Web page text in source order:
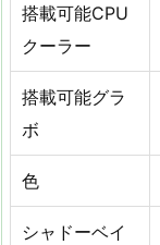
搭載可能CPU
クーラー
搭載可能グラ
ボ
色
シャドーベイ